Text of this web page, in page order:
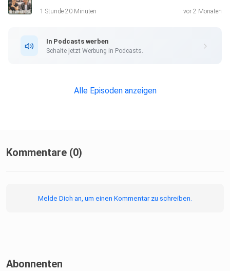
wir leider nicht, grundsätzlich sind wir aber bereit nahezu
komisches
1 Stunde 20 Minuten vor 2 Monaten
In Podcasts werben
Schalte jetzt Werbung in Podcasts.
Alle Episoden anzeigen
Kommentare (0)
Melde Dich an, um einen Kommentar zu schreiben.
Abonnenten